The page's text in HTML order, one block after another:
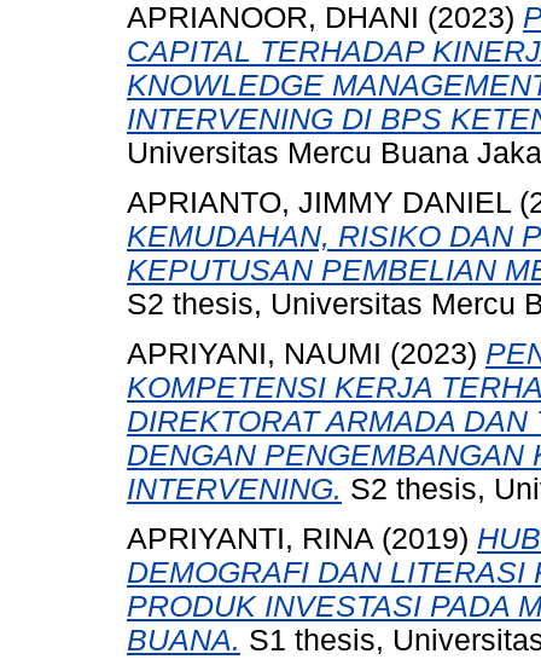
APRIANOOR, DHANI (2023)
CAPITAL TERHADAP
KNOWLEDGE
INTERVENING DI BPS
Universitas Mercu Buana
APRIANTO, JIMMY DANIEL
KEMUDAHAN, RISIKO DAN
KEPUTUSAN PEMBELIAN
S2 thesis, Universitas Mercu
APRIYANI, NAUMI (2023)
KOMPETENSI KERJA
DIREKTORAT ARMADA
DENGAN PENGEMBANGAN
INTERVENING. S2 thesis,
APRIYANTI, RINA (2019)
DEMOGRAFI DAN LITERASI
PRODUK INVESTASI PADA
BUANA. S1 thesis,